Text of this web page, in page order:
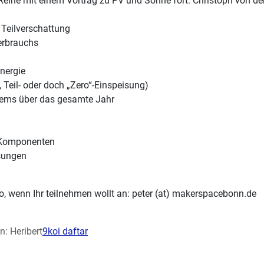
Teil- oder doch „Zero“-Einspeisung)
über das gesamte Jahr
wenn Ihr teilnehmen wollt an: peter (at) makerspacebonn.de
Heribert9koi daftar